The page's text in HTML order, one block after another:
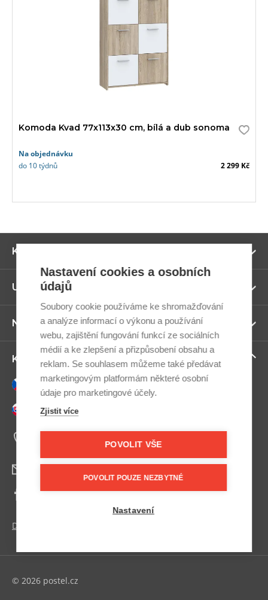
Komoda Kvad 77x113x30 cm, bílá a dub sonoma
Na objednávku
do 10 týdnů
2 299 Kč
Kategorie
Užitečné odkazy
Newsletter
Kontaktujte nás
Česky
Slovensky
+420 607 800 100
Facebook
Další kontakty
© 2026 postel.cz
Nastavení cookies a osobních
údajů
Soubory cookie používáme ke shromažďování
a analýze informací o výkonu a používání
webu, zajištění fungování funkcí ze sociálních
médií a ke zlepšení a přizpůsobení obsahu a
reklam. Se souhlasem můžeme také předávat
marketingovým platformám některé osobní
údaje pro marketingové účely.
Zjistit více
POVOLIT VŠE
POVOLIT POUZE NEZBYTNÉ
Nastavení